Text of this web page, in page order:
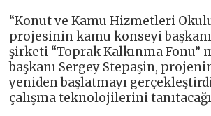
“Konut ve Kamu Hizmetleri
projesinin kamu konseyi
şirketi “Toprak Kalkınma Fonu”
başkanı Sergey Stepaşin,
yeniden başlatmayı
çalışma teknolojilerini